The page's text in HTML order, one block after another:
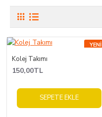
YENI
Kolej Takımı
150,00TL
SEPETE EKLE